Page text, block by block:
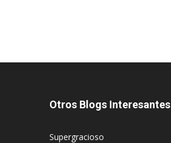
Otros Blogs Interesantes
Supergracioso